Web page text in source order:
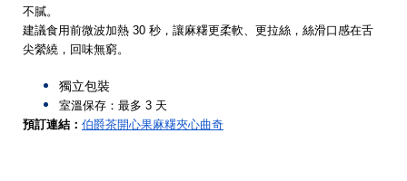
不膩。
建議食用前微波加熱 30 秒，讓麻糬更柔軟、更拉絲，絲滑口感在舌
尖縈繞，回味無窮。
獨立包裝
室溫保存：最多 3 天
預訂連結： 伯爵茶開心果麻糬夾心曲奇